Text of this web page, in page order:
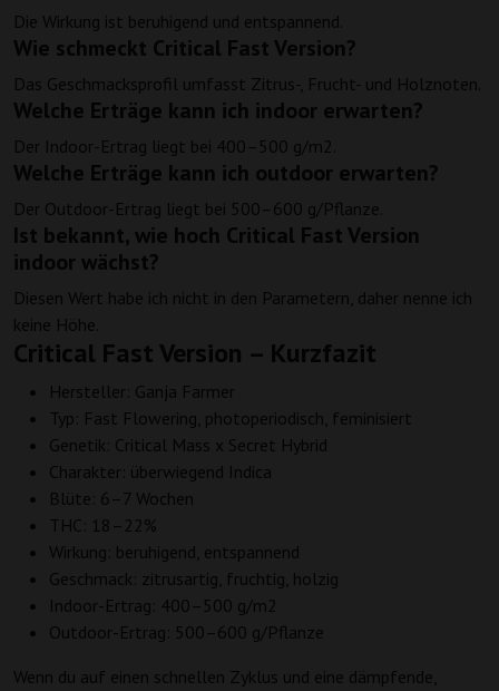
Die Wirkung ist beruhigend und entspannend.
Wie schmeckt Critical Fast Version?
Das Geschmacksprofil umfasst Zitrus-, Frucht- und Holznoten.
Welche Erträge kann ich indoor erwarten?
Der Indoor-Ertrag liegt bei 400–500 g/m2.
Welche Erträge kann ich outdoor erwarten?
Der Outdoor-Ertrag liegt bei 500–600 g/Pflanze.
Ist bekannt, wie hoch Critical Fast Version
indoor wächst?
Diesen Wert habe ich nicht in den Parametern, daher nenne ich
keine Höhe.
Critical Fast Version – Kurzfazit
Hersteller: Ganja Farmer
Typ: Fast Flowering, photoperiodisch, feminisiert
Genetik: Critical Mass x Secret Hybrid
Charakter: überwiegend Indica
Blüte: 6–7 Wochen
THC: 18–22%
Wirkung: beruhigend, entspannend
Geschmack: zitrusartig, fruchtig, holzig
Indoor-Ertrag: 400–500 g/m2
Outdoor-Ertrag: 500–600 g/Pflanze
Wenn du auf einen schnellen Zyklus und eine dämpfende,